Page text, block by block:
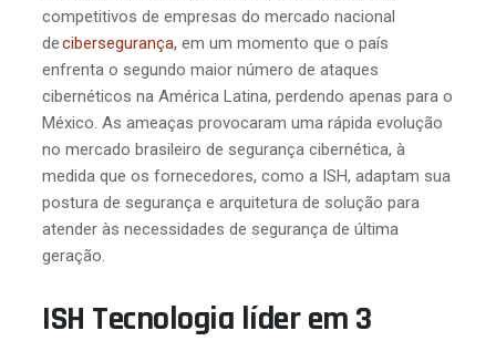
competitivos de empresas do mercado nacional
decibersegurança, em um momento que o país
enfrenta o segundo maior número de ataques
cibernéticos na América Latina, perdendo apenas para o
México. As ameaças provocaram uma rápida evolução
no mercado brasileiro de segurança cibernética, à
medida que os fornecedores, como a ISH, adaptam sua
postura de segurança e arquitetura de solução para
atender às necessidades de segurança de última
geração.
ISH Tecnologia líder em 3